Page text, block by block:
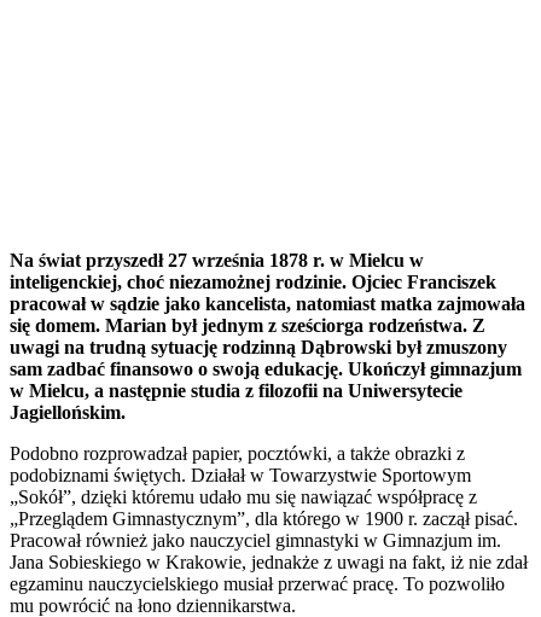
Na świat przyszedł 27 września 1878 r. w Mielcu w
inteligenckiej, choć niezamożnej rodzinie. Ojciec Franciszek
pracował w sądzie jako kancelista, natomiast matka zajmowała
się domem. Marian był jednym z sześciorga rodzeństwa. Z
uwagi na trudną sytuację rodzinną Dąbrowski był zmuszony
sam zadbać finansowo o swoją edukację. Ukończył gimnazjum
w Mielcu, a następnie studia z filozofii na Uniwersytecie
Jagiellońskim.
Podobno rozprowadzał papier, pocztówki, a także obrazki z
podobiznami świętych. Działał w Towarzystwie Sportowym
„Sokół”, dzięki któremu udało mu się nawiązać współpracę z
„Przeglądem Gimnastycznym”, dla którego w 1900 r. zaczął pisać.
Pracował również jako nauczyciel gimnastyki w Gimnazjum im.
Jana Sobieskiego w Krakowie, jednakże z uwagi na fakt, iż nie zdał
egzaminu nauczycielskiego musiał przerwać pracę. To pozwoliło
mu powrócić na łono dziennikarstwa.